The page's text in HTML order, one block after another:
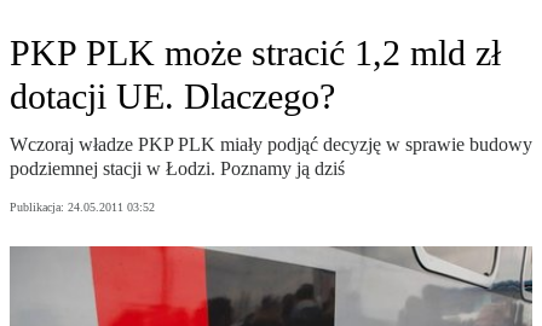
PKP PLK może stracić 1,2 mld zł
dotacji UE. Dlaczego?
Wczoraj władze PKP PLK miały podjąć decyzję w sprawie budowy
podziemnej stacji w Łodzi. Poznamy ją dziś
Publikacja: 24.05.2011 03:52